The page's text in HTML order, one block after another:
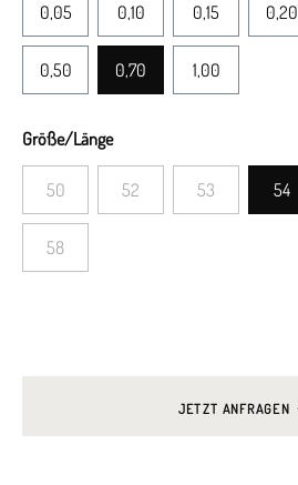
0,05 0,10 0,15 0,20
0,50 0,70 1,00
Größe/Länge
50 52 53 54
58
JETZT ANFRAGEN